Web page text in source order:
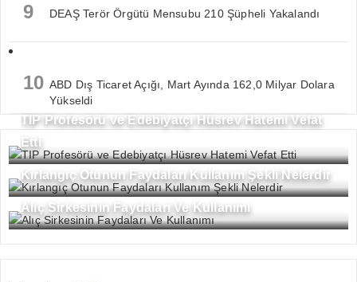
9 DEAŞ Terör Örgütü Mensubu 210 Şüpheli Yakalandı
10 ABD Dış Ticaret Açığı, Mart Ayında 162,0 Milyar Dolara
Yükseldi
TIP Profesörü ve Edebiyatçı Hüsrev Hatemi Vefat
Etti
Kırlangıç Otunun Faydaları Kullanım Şekli Nelerdir
Alıç Sirkesinin Faydaları Ve Kullanımı